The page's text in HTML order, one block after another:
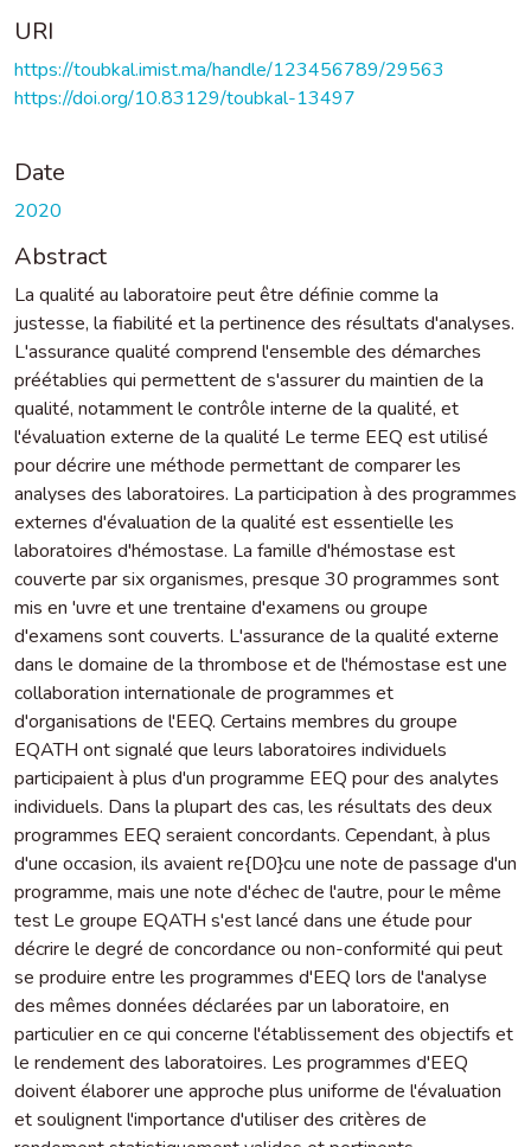
URI
https://toubkal.imist.ma/handle/123456789/29563
https://doi.org/10.83129/toubkal-13497
Date
2020
Abstract
La qualité au laboratoire peut être définie comme la
justesse, la fiabilité et la pertinence des résultats d'analyses.
L'assurance qualité comprend l'ensemble des démarches
préétablies qui permettent de s'assurer du maintien de la
qualité, notamment le contrôle interne de la qualité, et
l'évaluation externe de la qualité Le terme EEQ est utilisé
pour décrire une méthode permettant de comparer les
analyses des laboratoires. La participation à des programmes
externes d'évaluation de la qualité est essentielle les
laboratoires d'hémostase. La famille d'hémostase est
couverte par six organismes, presque 30 programmes sont
mis en 'uvre et une trentaine d'examens ou groupe
d'examens sont couverts. L'assurance de la qualité externe
dans le domaine de la thrombose et de l'hémostase est une
collaboration internationale de programmes et
d'organisations de l'EEQ. Certains membres du groupe
EQATH ont signalé que leurs laboratoires individuels
participaient à plus d'un programme EEQ pour des analytes
individuels. Dans la plupart des cas, les résultats des deux
programmes EEQ seraient concordants. Cependant, à plus
d'une occasion, ils avaient re{D0}cu une note de passage d'un
programme, mais une note d'échec de l'autre, pour le même
test Le groupe EQATH s'est lancé dans une étude pour
décrire le degré de concordance ou non-conformité qui peut
se produire entre les programmes d'EEQ lors de l'analyse
des mêmes données déclarées par un laboratoire, en
particulier en ce qui concerne l'établissement des objectifs et
le rendement des laboratoires. Les programmes d'EEQ
doivent élaborer une approche plus uniforme de l'évaluation
et soulignent l'importance d'utiliser des critères de